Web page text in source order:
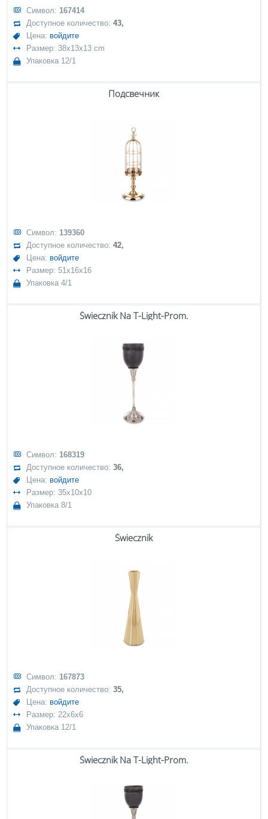
Символ: 167414
Доступное количество:43,
Цена: войдите
Размер: 38x13x13 cm
Упаковка 12/1
Подсвечник
Символ: 139360
Доступное количество:42,
Цена: войдите
Размер: 51x16x16
Упаковка 4/1
Świecznik Na T-Light-Prom.
Символ: 168319
Доступное количество:36,
Цена: войдите
Размер: 35x10x10
Упаковка 8/1
Świecznik
Символ: 167873
Доступное количество:35,
Цена: войдите
Размер: 22x6x6
Упаковка 12/1
Świecznik Na T-Light-Prom.